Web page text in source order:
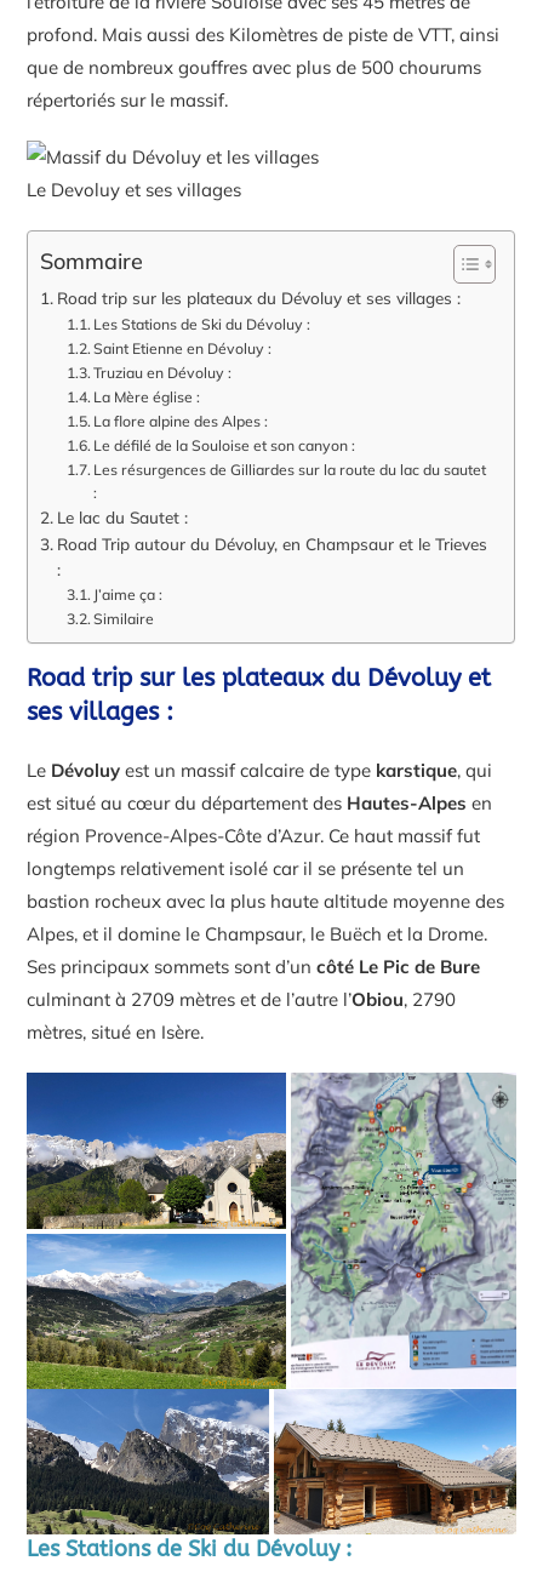
profond. Mais aussi des Kilomètres de piste de VTT, ainsi
que de nombreux gouffres avec plus de 500 chourums
répertoriés sur le massif.
Le Devoluy et ses villages
Sommaire
Road trip sur les plateaux du Dévoluy et ses villages :
Les Stations de Ski du Dévoluy :
Saint Etienne en Dévoluy :
Truziau en Dévoluy :
La Mère église :
La flore alpine des Alpes :
Le défilé de la Souloise et son canyon :
Les résurgences de Gilliardes sur la route du lac du sautet
:
Le lac du Sautet :
Road Trip autour du Dévoluy, en Champsaur et le Trieves
:
J’aime ça :
Similaire
Road trip sur les plateaux du Dévoluy et
ses villages :
Le Dévoluyest un massif calcaire de type karstique, qui
est situé au cœur du département des Hautes-Alpes en
région Provence-Alpes-Côte d’Azur. Ce haut massif fut
longtemps relativement isolé car il se présente tel un
bastion rocheux avec la plus haute altitude moyenne des
Alpes, et il domine le Champsaur, le Buëch et la Drome.
Ses principaux sommets sont d’uncôté Le Pic de Bure
culminant à 2709 mètres et de l’autre l’Obiou, 2790
mètres, situé en Isère.
Les Stations de Ski du Dévoluy :